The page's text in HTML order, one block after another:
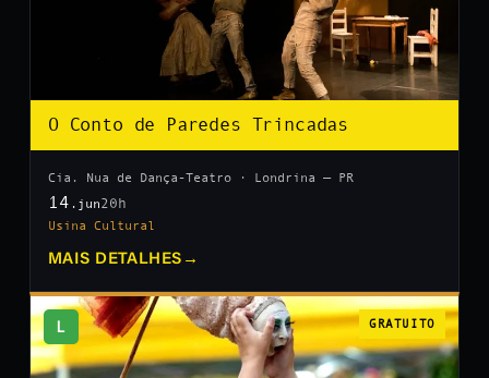
O Conto de Paredes Trincadas
Cia. Nua de Dança-Teatro · Londrina — PR
14 .jun20h
Usina Cultural
MAIS DETALHES →
L GRATUITO